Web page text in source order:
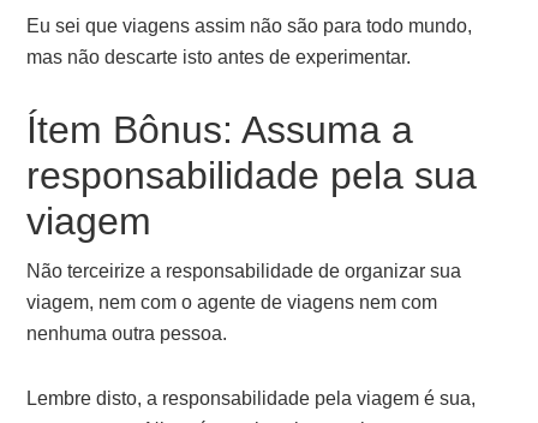
Eu sei que viagens assim não são para todo mundo,
mas não descarte isto antes de experimentar.
Ítem Bônus: Assuma a
responsabilidade pela sua
viagem
Não terceirize a responsabilidade de organizar sua
viagem, nem com o agente de viagens nem com
nenhuma outra pessoa.
Lembre disto, a responsabilidade pela viagem é sua,